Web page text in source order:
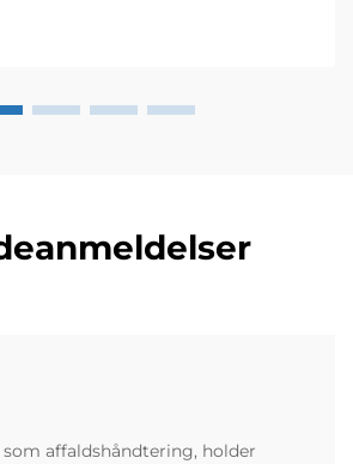
affaldshåndtering, holder